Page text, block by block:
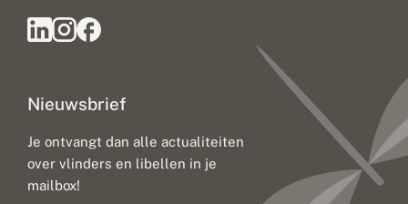
Nieuwsbrief
Je ontvangt dan alle actualiteiten
over vlinders en libellen in je
mailbox!